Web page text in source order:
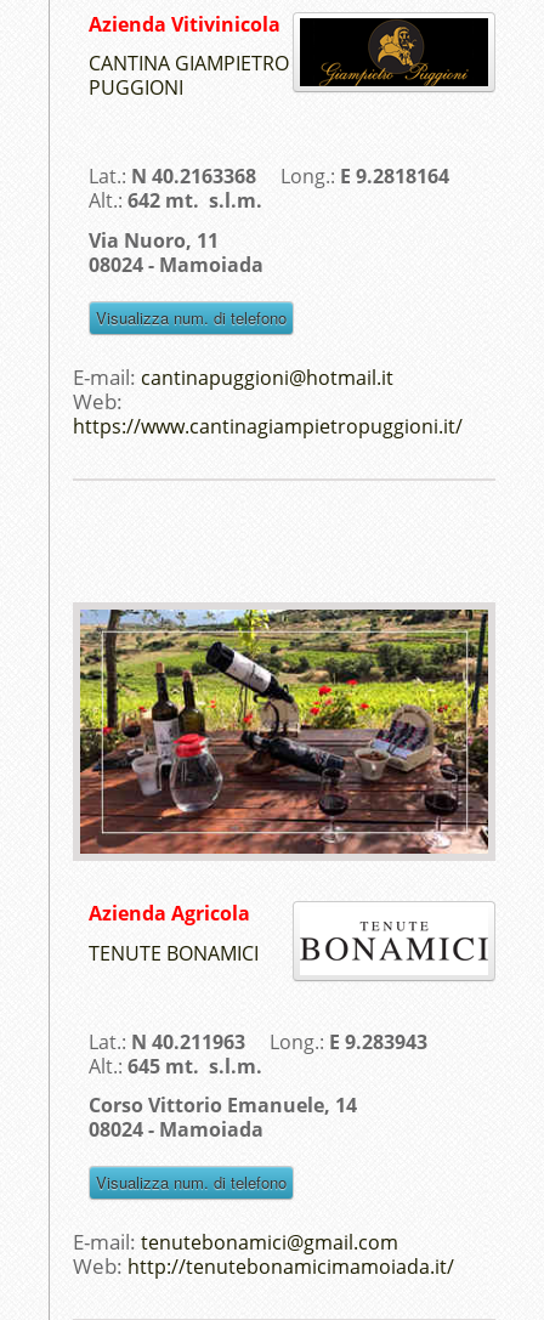
Azienda Vitivinicola
CANTINA GIAMPIETRO
PUGGIONI
Lat.: N 40.2163368Long.: E 9.2818164
Alt.: 642 mt. s.l.m.
Via Nuoro, 11
08024 - Mamoiada
E-mail: cantinapuggioni@hotmail.it
Web:
https://www.cantinagiampietropuggioni.it/
Azienda Agricola
TENUTE BONAMICI
Lat.: N 40.211963Long.: E 9.283943
Alt.: 645 mt. s.l.m.
Corso Vittorio Emanuele, 14
08024 - Mamoiada
E-mail: tenutebonamici@gmail.com
Web: http://tenutebonamicimamoiada.it/